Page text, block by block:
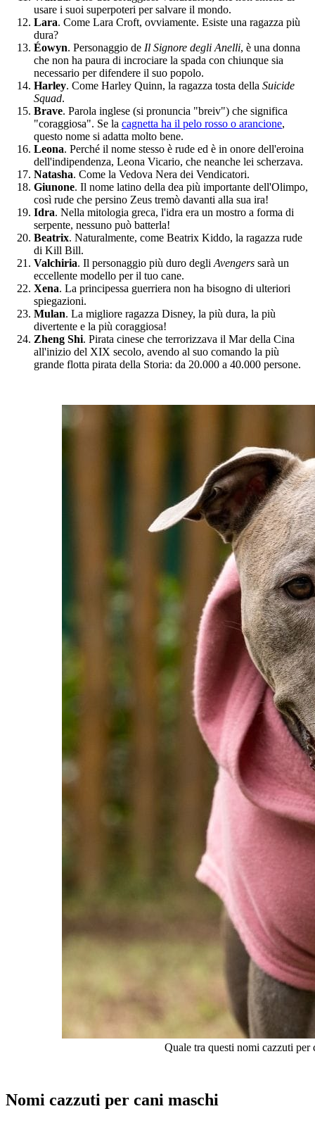
usare i suoi superpoteri per salvare il mondo.
Lara. Come Lara Croft, ovviamente. Esiste una ragazza più
dura?
Éowyn. Personaggio de Il Signore degli Anelli, è una donna
che non ha paura di incrociare la spada con chiunque sia
necessario per difendere il suo popolo.
Harley. Come Harley Quinn, la ragazza tosta della Suicide
Squad.
Brave. Parola inglese (si pronuncia "breiv") che significa
"coraggiosa". Se la cagnetta ha il pelo rosso o arancione,
questo nome si adatta molto bene.
Leona. Perché il nome stesso è rude ed è in onore dell'eroina
dell'indipendenza, Leona Vicario, che neanche lei scherzava.
Natasha. Come la Vedova Nera dei Vendicatori.
Giunone. Il nome latino della dea più importante dell'Olimpo,
così rude che persino Zeus tremò davanti alla sua ira!
Idra. Nella mitologia greca, l'idra era un mostro a forma di
serpente, nessuno può batterla!
Beatrix. Naturalmente, come Beatrix Kiddo, la ragazza rude
di Kill Bill.
Valchiria. Il personaggio più duro degli Avengers sarà un
eccellente modello per il tuo cane.
Xena. La principessa guerriera non ha bisogno di ulteriori
spiegazioni.
Mulan. La migliore ragazza Disney, la più dura, la più
divertente e la più coraggiosa!
Zheng Shi. Pirata cinese che terrorizzava il Mar della Cina
all'inizio del XIX secolo, avendo al suo comando la più
grande flotta pirata della Storia: da 20.000 a 40.000 persone.
Quale tra questi nomi cazzuti
Nomi cazzuti per cani maschi